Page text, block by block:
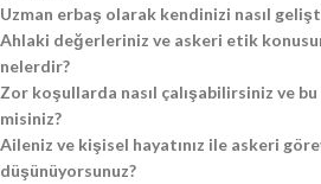
Uzman erbaş olarak kendinizi nasıl
Ahlaki değerleriniz ve askeri etik
nelerdir?
Zor koşullarda nasıl çalışabilirsiniz ve
misiniz?
Aileniz ve kişisel hayatınız ile askeri
düşünüyorsunuz?